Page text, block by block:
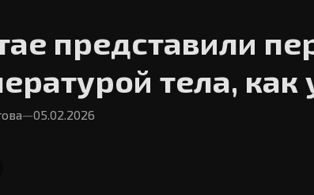
представили
тела, как
—05.02.2026